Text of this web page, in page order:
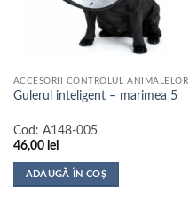
ACCESORII CONTROLUL ANIMALELOR
Gulerul inteligent – marimea 5
Cod: A148-005
46,00 lei
ADAUGĂ ÎN COȘ